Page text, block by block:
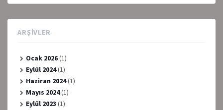
ARŞIVLER
Ocak 2026(1)
Eylül 2024(1)
Haziran 2024(1)
Mayıs 2024(1)
Eylül 2023 (1)